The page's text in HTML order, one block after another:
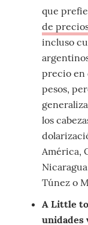
que
de
incluso
precio en
pesos,
los
América,
Túnez o
A Little to
unidades